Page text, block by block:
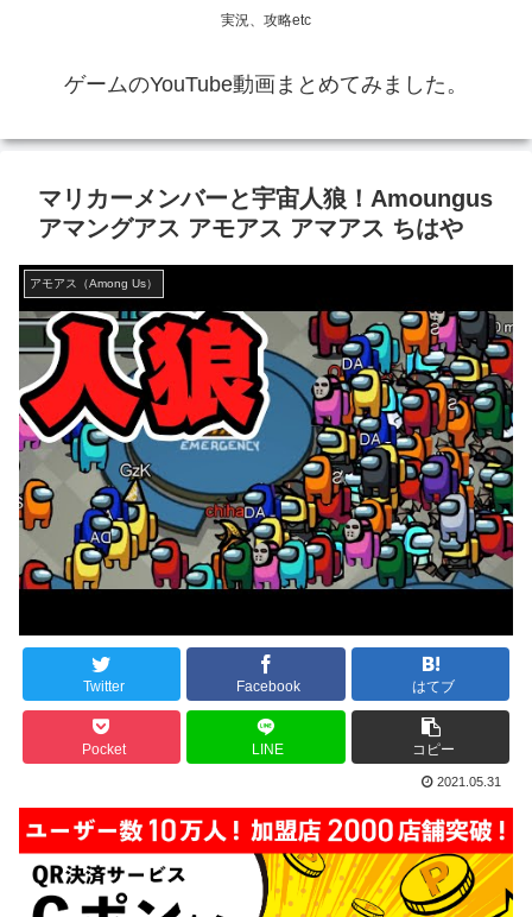
実況、攻略etc
ゲームのYouTube動画まとめてみました。
マリカーメンバーと宇宙人狼！Amoungus
アマングアス アモアス アマアス ちはや
アモアス（Among Us）
Twitter Facebook はてブ
Pocket LINE コピー
2021.05.31